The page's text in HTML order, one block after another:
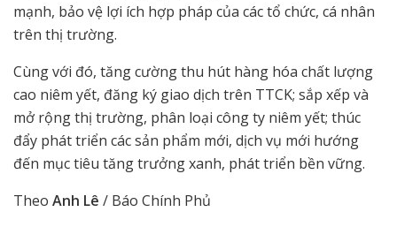
mạnh, bảo vệ lợi ích hợp pháp của các tổ chức, cá nhân
trên thị trường.
Cùng với đó, tăng cường thu hút hàng hóa chất lượng
cao niêm yết, đăng ký giao dịch trên TTCK; sắp xếp và
mở rộng thị trường, phân loại công ty niêm yết; thúc
đẩy phát triển các sản phẩm mới, dịch vụ mới hướng
đến mục tiêu tăng trưởng xanh, phát triển bền vững.
Theo Anh Lê / Báo Chính Phủ